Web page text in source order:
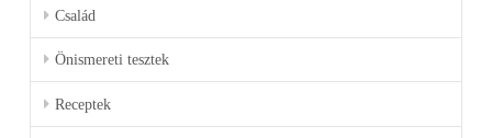
Család
Önismereti tesztek
Receptek